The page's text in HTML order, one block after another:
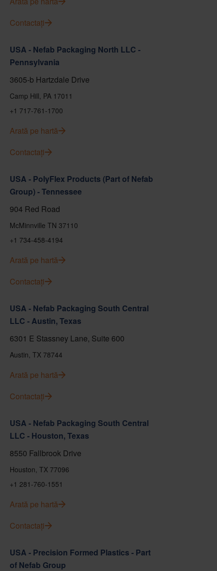
Contactați
USA - Nefab Packaging North LLC -
Pennsylvania
3605-b Hartzdale Drive
Camp Hill, PA 17011
+1 717-761-1700
Arată pe hartă
Contactați
USA - PolyFlex Products (Part of Nefab
Group) - Tennessee
904 Red Road
McMinnville TN 37110
+1 734-458-4194
Arată pe hartă
Contactați
USA - Nefab Packaging South Central
LLC - Austin, Texas
6301 E Stassney Lane, Suite 600
Austin, TX 78744
Arată pe hartă
Contactați
USA - Nefab Packaging South Central
LLC - Houston, Texas
8550 Fallbrook Drive
Houston, TX 77096
+1 281-760-1551
Arată pe hartă
Contactați
USA - Precision Formed Plastics - Part
of Nefab Group